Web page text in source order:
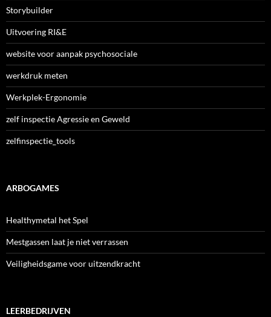
Storybuilder
Uitvoering RI&E
website voor aanpak psychosociale
werkdruk meten
Werkplek-Ergonomie
zelf inspectie Agressie en Geweld
zelfinspectie_tools
ARBOGAMES
Healthymetal het Spel
Mestgassen laat je niet verrassen
Veiligheidsgame voor uitzendkracht
LEERBEDRIJVEN